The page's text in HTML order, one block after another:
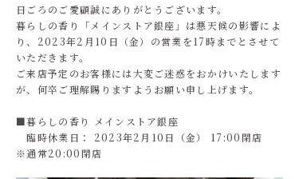
日ごろのご愛顧誠にありがとうございます。
暮らしの香り「メインストア銀座」は悪天候の影響によ
り、2023年2月10日（金）の営業を17時までとさせて
いただきます。
ご来店予定のお客様には大変ご迷惑をおかけいたします
が、何卒ご理解賜りますようお願い申し上げます。
■暮らしの香り メインストア銀座
臨時休業日： 2023年2月10日（金） 17:00閉店
※通常20:00閉店